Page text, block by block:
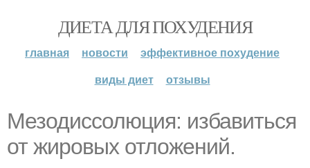
ДИЕТА ДЛЯ ПОХУДЕНИЯ
главная новости
эффективное похудение
виды диет
отзывы
Мезодиссолюция: избавиться
от жировых отложений.